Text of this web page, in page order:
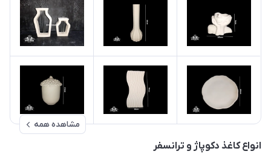
مشاهده همه
انواع کاغذ دکوپاژ و ترانسفر